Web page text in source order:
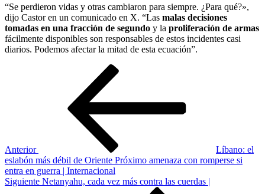
“Se perdieron vidas y otras cambiaron para siempre. ¿Para qué?»,
dijo Castor en un comunicado en X. “Las malas decisiones
tomadas en una fracción de segundo y la proliferación de armas
fácilmente disponibles son responsables de estos incidentes casi
diarios. Podemos afectar la mitad de esta ecuación”.
Anterior
Líbano: el
eslabón más débil de Oriente Próximo amenaza con romperse si
entra en guerra | Internacional
Siguiente
Siguiente Netanyahu, cada vez más contra las cuerdas |